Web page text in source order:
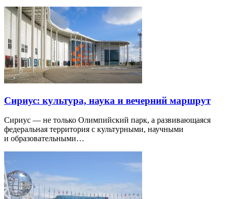
Сириус: культура, наука и вечерний маршрут
Сириус — не только Олимпийский парк, а развивающаяся
федеральная территория с культурными, научными
и образовательными…